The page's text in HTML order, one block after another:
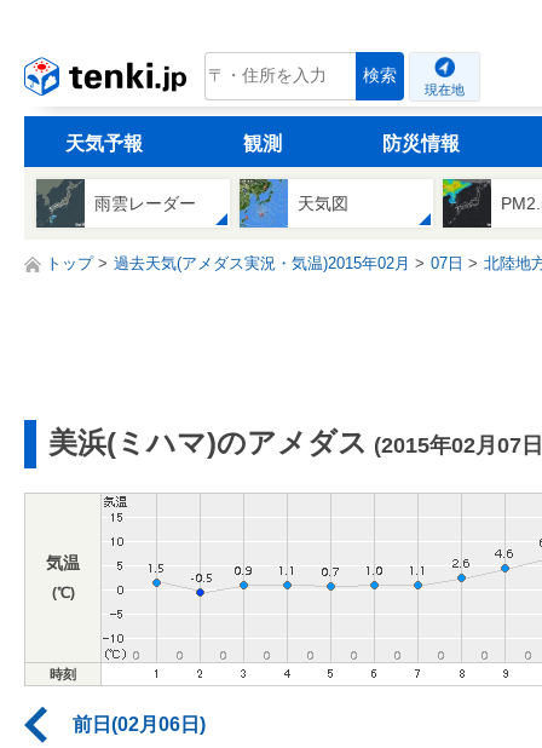
tenki.jp 検索
現在地
天気予報 観測 防災情報
雨雲レーダー 天気図
トップ 過去天気(アメダス実況・気温)2015年02月 07日 北陸地
美浜(ミハマ)のアメダス (2015年02月07
気温
(℃)
時刻
前日(02月06日)